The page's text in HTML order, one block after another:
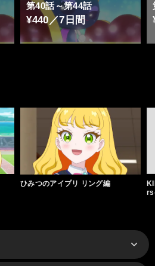
第40話～第44話
¥440／7日間
ひみつのアイプリ リング編